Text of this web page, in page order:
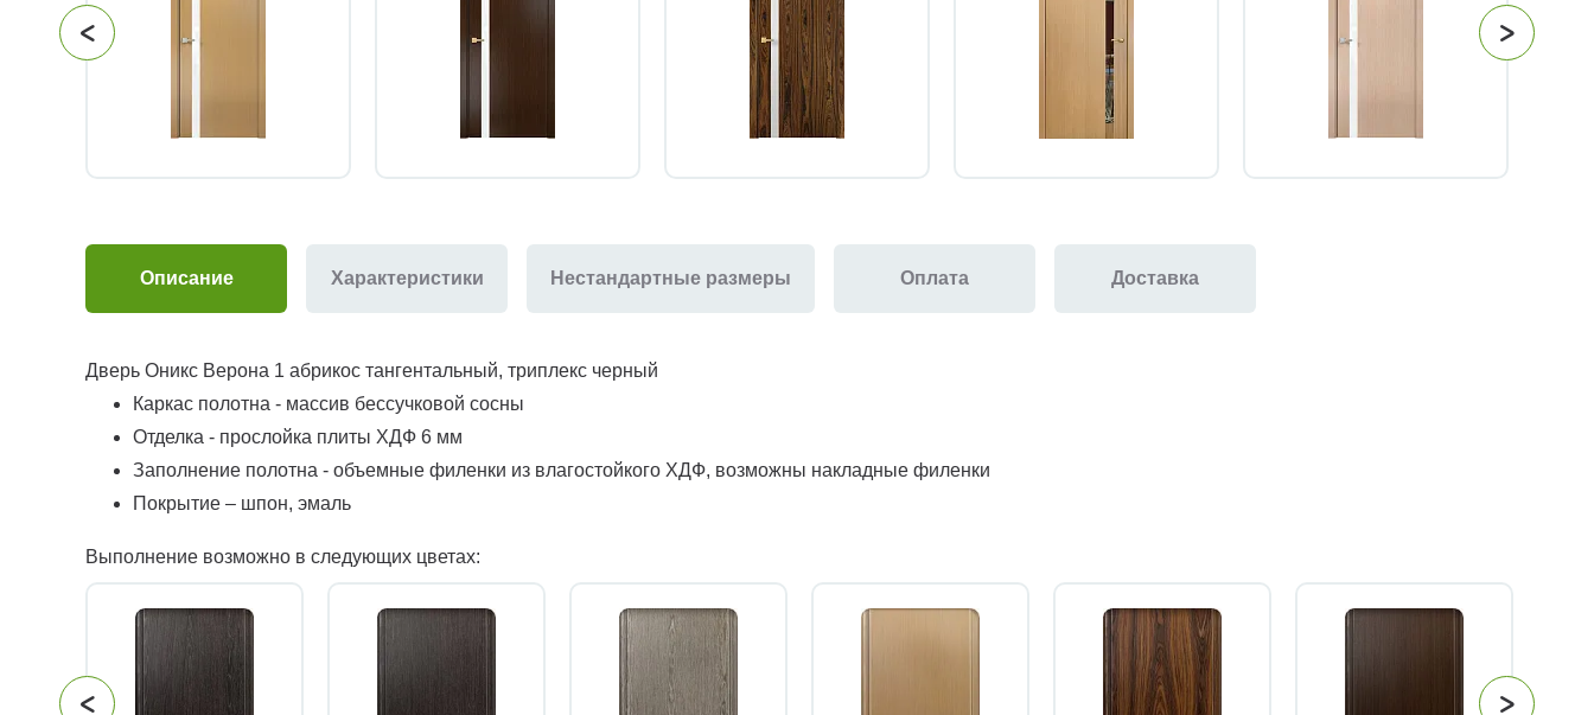
Описание Характеристики Нестандартные размеры Оплата Доставка
Дверь Оникс Верона 1 абрикос тангентальный, триплекс черный
Каркас полотна - массив бессучковой сосны
Отделка - прослойка плиты ХДФ 6 мм
Заполнение полотна - объемные филенки из влагостойкого ХДФ, возможны накладные филенки
Покрытие – шпон, эмаль
Выполнение возможно в следующих цветах: